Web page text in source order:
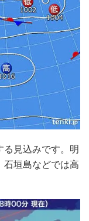
見込みです。明
石垣島などでは高